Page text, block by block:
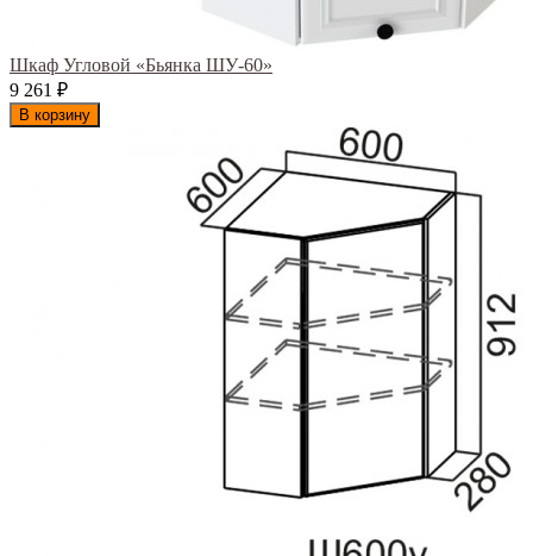
Шкаф Угловой «Бьянка ШУ-60»
9 261
₽
В корзину